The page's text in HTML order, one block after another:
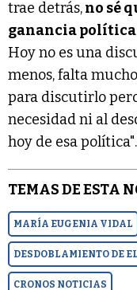
trae detrás,no sé
ganancia política
Hoy no es una
menos, falta
para discutirlo
necesidad ni al
hoy de esa política".
TEMAS DE ESTA
MARÍA EUGENIA VIDAL
DESDOBLAMIENTO DE
CRONOS NOTICIAS